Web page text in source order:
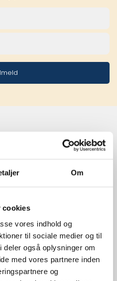
Om
cookies
vores indhold og
til sociale medier og til
også oplysninger om
med vores partnere inden
og
kvalitet og stor
samarbejder vi
og mest
inden for